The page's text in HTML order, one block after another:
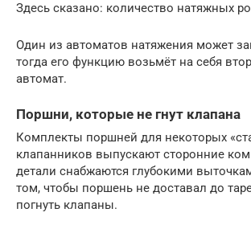
Здесь сказано: количество натяжных
Один из автоматов натяжения может
тогда его функцию возьмёт на себя
автомат.
Поршни, которые не гнут клапана
Комплекты поршней для некоторых
клапанников выпускают сторонние
детали снабжаются глубокими
том, чтобы поршень не доставал до
погнуть клапаны.